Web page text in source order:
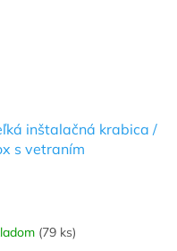
inštalačná krabica /
s vetraním
(79 ks)